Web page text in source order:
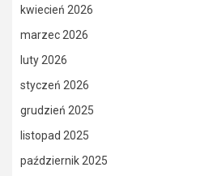
kwiecień 2026
marzec 2026
luty 2026
styczeń 2026
grudzień 2025
listopad 2025
październik 2025